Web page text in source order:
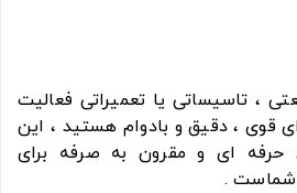
، تاسیساتی یا تعمیراتی فعالیت
قوی ، دقیق و بادوام هستید ، این
حرفه ای و مقرون به صرفه برای
شماست .